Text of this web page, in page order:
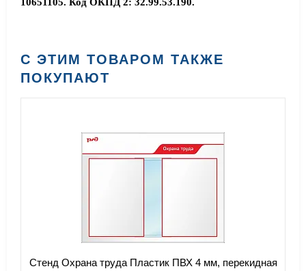
С ЭТИМ ТОВАРОМ ТАКЖЕ
ПОКУПАЮТ
Стенд Охрана труда Пластик ПВХ 4 мм, перекидная